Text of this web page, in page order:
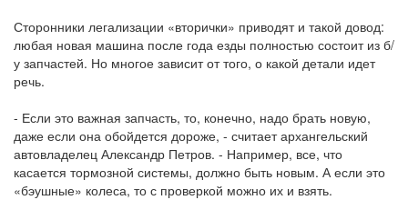
Сторонники легализации «вторички» приводят и такой довод:
любая новая машина после года езды полностью состоит из б/
у запчастей. Но многое зависит от того, о какой детали идет
речь.
- Если это важная запчасть, то, конечно, надо брать новую,
даже если она обойдется дороже, - считает архангельский
автовладелец Александр Петров. - Например, все, что
касается тормозной системы, должно быть новым. А если это
«бэушные» колеса, то с проверкой можно их и взять.